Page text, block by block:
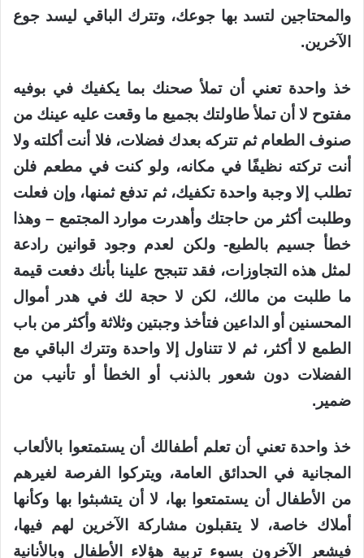
والمحتاجين لتسد بها جوعك، وتترك الباقي ليسد جوع
الآخرين.
خذ واحدة تعني أن تملأ صحنك بما يكفيك في بوفيه
مفتوح لا أن تملأ طاولتك بجميع ما وقعت عليه عينك من
صنوف الطعام ثم تتركه بعدك فضلات، فلا أنت أكلته ولا
أنت تركته نظيفًا في مكانه، ولو كنت في مطعم فلن
تطلب إلا وجبة واحدة تكفيك، ثم تدفع ثمنها، وإن فعلت
وطلبت أكثر من حاجتك وأهدرت موارد المجتمع – وهذا
خطأ جسيم بالطبع- ولكن لعدم وجود قوانين رادعة
لمثل هذه التجاوزات، فقد تتبجح علينا بأنك دفعت قيمة
ما طلبت من مالك، لكن لا حجة لك في هدر أموال
المحسنين أو الداعين فتأخذ وجبتين وثلاثة وأكثر من باب
الطمع لا أكثر، ثم لا تتناول إلا واحدة وتترك الباقي مع
الفضلات دون شعور بالذنب أو الخطأ أو تأنيب من
ضمير.
خذ واحدة تعني أن تعلم أطفالك أن يستمتعوا بالألعاب
المجانية في الحدائق العامة، ويتركوا الفرصة لغيرهم
من الأطفال أن يستمتعوا بها، لا أن يتشبثوا بها وكأنها
أملاك خاصة، لا يتقبلون مشاركة الآخرين لهم فيها،
فيشعر الآخرون بسوء تربية هؤلاء الأطفال وبالأنانية